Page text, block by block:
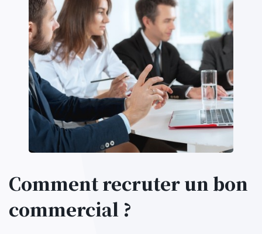
Comment recruter un bon
commercial ?